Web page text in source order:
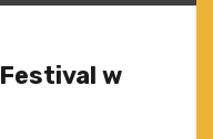
w